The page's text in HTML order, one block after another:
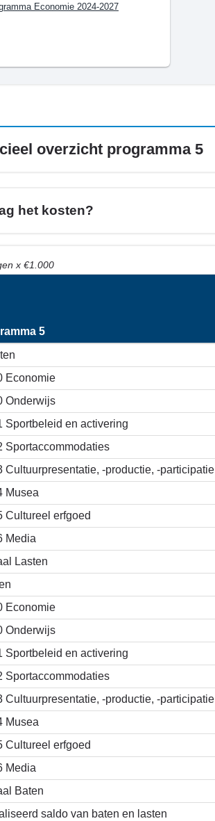
Economie 2024-2027
overzicht programma 5
het kosten?
x €1.000
5
Economie
Onderwijs
Sportbeleid en activering
Sportaccommodaties
Cultuurpresentatie, -productie, -participatie
Musea
Cultureel erfgoed
Media
Lasten
Economie
Onderwijs
Sportbeleid en activering
Sportaccommodaties
Cultuurpresentatie, -productie, -participatie
Musea
Cultureel erfgoed
Media
Baten
saldo van baten en lasten